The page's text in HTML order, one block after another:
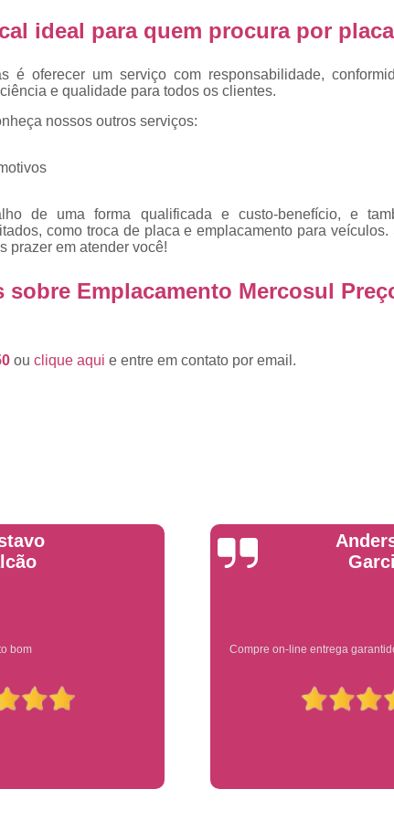
Troca de placas
Troca de placas
de veículos
Trocas de
Qual o Valor
Valor do
Placa
Placa para
Placa
Placa
ideal para quem procura por
é oferecer um serviço com responsabilidade,
e qualidade para todos os clientes.
nossos outros serviços:
de uma forma qualificada e custo-benefício, e
como troca de placa e emplacamento para
prazer em atender você!
sobre Emplacamento Mercosul
ou clique aqui e entre em contato por email.
em todo estado de sp
Yuri
Ótimo